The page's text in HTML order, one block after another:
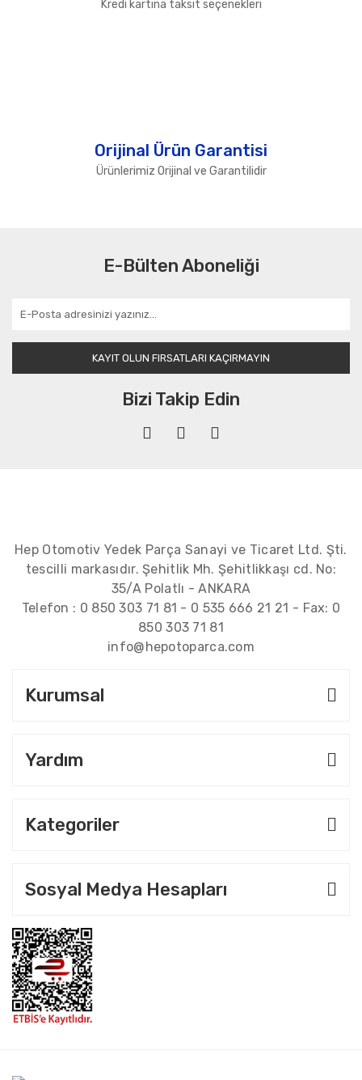
Kredi kartına taksit seçenekleri
Orijinal Ürün Garantisi
Ürünlerimiz Orijinal ve Garantilidir
E-Bülten Aboneliği
KAYIT OLUN FIRSATLARI KAÇIRMAYIN
Bizi Takip Edin
Hep Otomotiv Yedek Parça Sanayi ve Ticaret Ltd. Şti.
tescilli markasıdır. Şehitlik Mh. Şehitlikkaşı cd. No:
35/A Polatlı - ANKARA
Telefon : 0 850 303 71 81 - 0 535 666 21 21 - Fax: 0
850 303 71 81
info@hepotoparca.com
Kurumsal
Yardım
Kategoriler
Sosyal Medya Hesapları